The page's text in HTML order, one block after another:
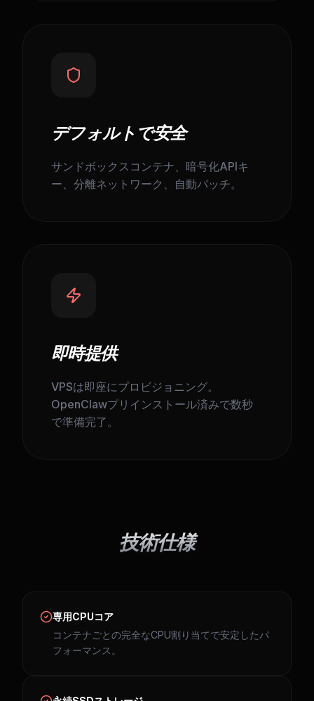
デフォルトで安全
サンドボックスコンテナ、暗号化APIキ
ー、分離ネットワーク、自動パッチ。
即時提供
VPSは即座にプロビジョニング。
OpenClawプリインストール済みで数秒
で準備完了。
技術仕様
専用CPUコア
コンテナごとの完全なCPU割り当てで安定したパ
フォーマンス。